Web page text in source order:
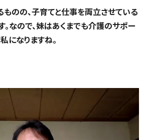
のの、子育てと仕事を両立させている
。なので、妹はあくまでも介護のサポー
になりますね。